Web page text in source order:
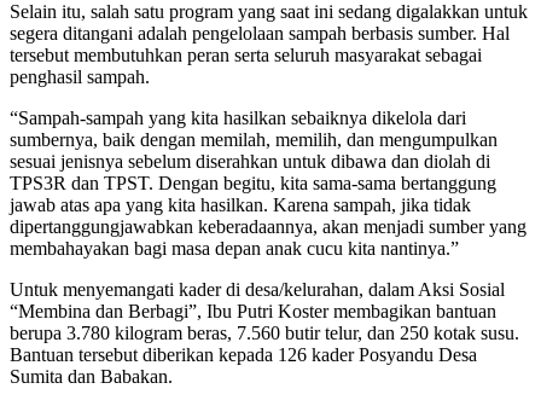
Selain itu, salah satu program yang saat ini sedang digalakkan untuk
segera ditangani adalah pengelolaan sampah berbasis sumber. Hal
tersebut membutuhkan peran serta seluruh masyarakat sebagai
penghasil sampah.
“Sampah-sampah yang kita hasilkan sebaiknya dikelola dari
sumbernya, baik dengan memilah, memilih, dan mengumpulkan
sesuai jenisnya sebelum diserahkan untuk dibawa dan diolah di
TPS3R dan TPST. Dengan begitu, kita sama-sama bertanggung
jawab atas apa yang kita hasilkan. Karena sampah, jika tidak
dipertanggungjawabkan keberadaannya, akan menjadi sumber yang
membahayakan bagi masa depan anak cucu kita nantinya.”
Untuk menyemangati kader di desa/kelurahan, dalam Aksi Sosial
“Membina dan Berbagi”, Ibu Putri Koster membagikan bantuan
berupa 3.780 kilogram beras, 7.560 butir telur, dan 250 kotak susu.
Bantuan tersebut diberikan kepada 126 kader Posyandu Desa
Sumita dan Babakan.